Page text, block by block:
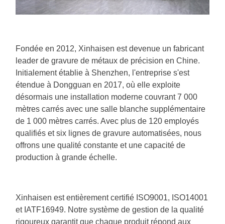
Fondée en 2012, Xinhaisen est devenue un fabricant
leader de gravure de métaux de précision en Chine.
Initialement établie à Shenzhen, l'entreprise s'est
étendue à Dongguan en 2017, où elle exploite
désormais une installation moderne couvrant 7 000
mètres carrés avec une salle blanche supplémentaire
de 1 000 mètres carrés. Avec plus de 120 employés
qualifiés et six lignes de gravure automatisées, nous
offrons une qualité constante et une capacité de
production à grande échelle.
Xinhaisen est entièrement certifié ISO9001, ISO14001
et IATF16949. Notre système de gestion de la qualité
rigoureux garantit que chaque produit répond aux